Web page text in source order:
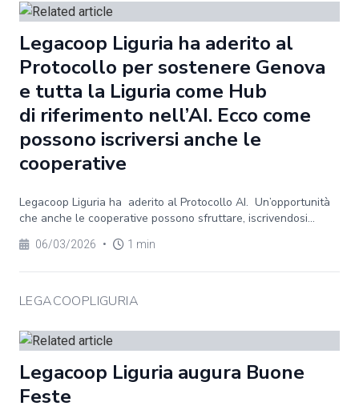
Legacoop Liguria ha aderito al
Protocollo per sostenere Genova
e tutta la Liguria come Hub
di riferimento nell’AI. Ecco come
possono iscriversi anche le
cooperative
Legacoop Liguria ha aderito al Protocollo AI. Un’opportunità
che anche le cooperative possono sfruttare, iscrivendosi...
06/03/2026 • 1 min
LEGACOOPLIGURIA
Legacoop Liguria augura Buone
Feste